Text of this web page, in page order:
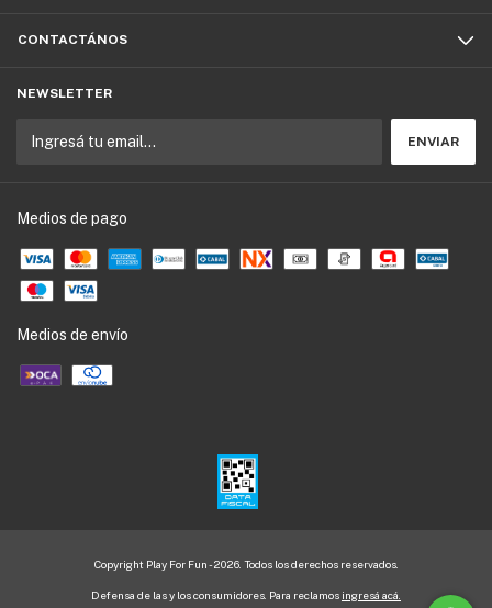
CONTACTÁNOS
NEWSLETTER
Medios de pago
Medios de envío
Copyright Play For Fun - 2026. Todos los derechos reservados.
Defensa de las y los consumidores. Para reclamos ingresá acá.